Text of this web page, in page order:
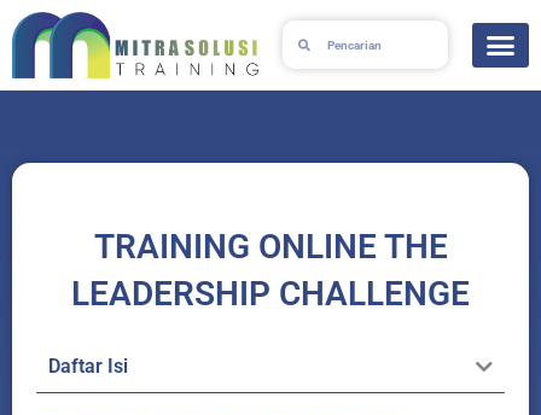
Skip
to
TRAINING ONLINE THE
LEADERSHIP CHALLENGE
Daftar Isi